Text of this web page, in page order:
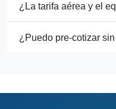
¿La tarifa aérea y el
¿Puedo pre-cotizar